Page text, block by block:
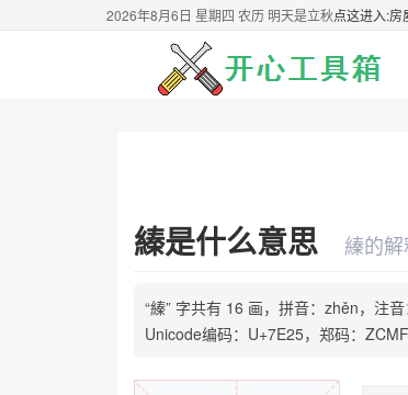
2026年8月6日 星期四 农历 明天是立秋点这进入:房
縥是什么意思 縥的
“縥” 字共有 16 画，拼音：zhěn，注
Unicode编码：U+7E25，郑码：